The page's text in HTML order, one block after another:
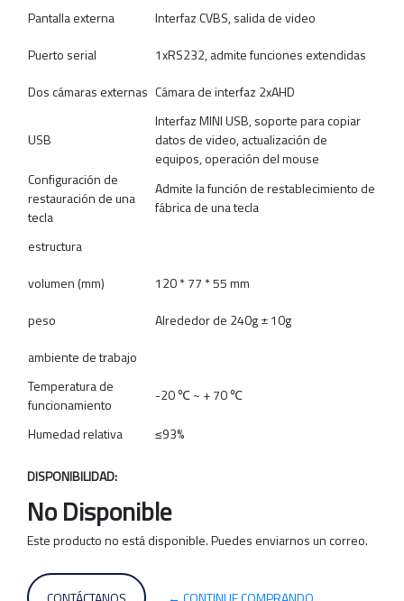
Pantalla externa
Interfaz CVBS, salida de video
Puerto serial
1xRS232, admite funciones extendidas
Dos cámaras externas Cámara de interfaz 2xAHD
USB
Interfaz MINI USB, soporte para copiar
datos de video, actualización de
equipos, operación del mouse
Configuración de
restauración de una
tecla
Admite la función de restablecimiento de
fábrica de una tecla
estructura
volumen (mm)
120 * 77 * 55 mm
peso
Alrededor de 240g ± 10g
ambiente de trabajo
Temperatura de
funcionamiento
-20 ℃ ~ + 70 ℃
Humedad relativa ≤93%
DISPONIBILIDAD:
No Disponible
Este producto no está disponible. Puedes enviarnos un correo.